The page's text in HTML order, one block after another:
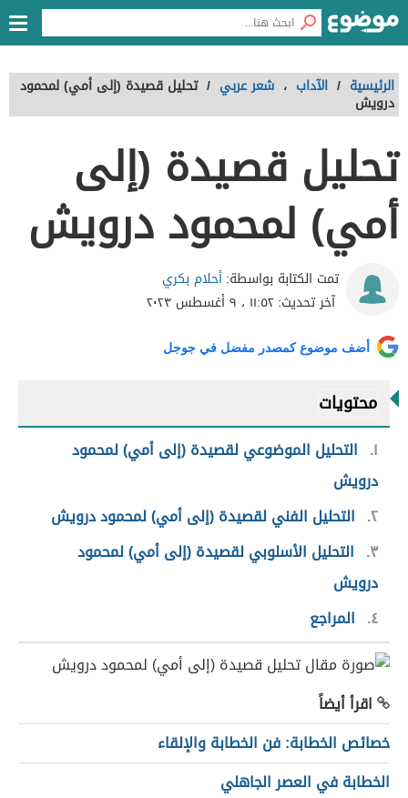
الرئيسية / الآداب ، شعر عربي / تحليل قصيدة (إلى أمي) لمحمود
درويش
تحليل قصيدة (إلى
أمي) لمحمود درويش
تمت الكتابة بواسطة:أحلام بكري
آخر تحديث:١١:٥٢ ، ٩ أغسطس ٢٠٢٣
أضف موضوع كمصدر مفضل في جوجل
محتويات
١
التحليل الموضوعي لقصيدة (إلى أمي) لمحمود
درويش
٢ التحليل الفني لقصيدة (إلى أمي) لمحمود درويش
٣
التحليل الأسلوبي لقصيدة (إلى أمي) لمحمود
درويش
٤
المراجع
اقرأ أيضاً
خصائص الخطابة: فن الخطابة والإلقاء
الخطابة في العصر الجاهلي